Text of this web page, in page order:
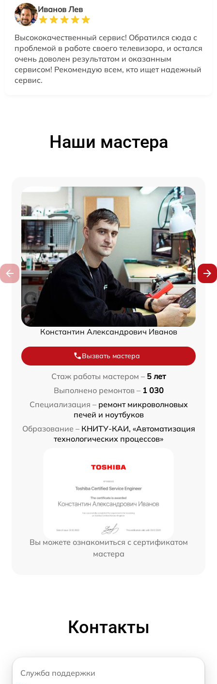
Иванов Лев
Высококачественный сервис! Обратился сюда с
проблемой в работе своего телевизора, и остался
очень доволен результатом и оказанным
сервисом! Рекомендую всем, кто ищет надежный
сервис.
Наши мастера
Константин Александрович Иванов
Вызвать мастера
Стаж работы мастером – 5 лет
Выполнено ремонтов – 1 030
Специализация – ремонт микроволновых
печей и ноутбуков
Образование – КНИТУ-КАИ, «Автоматизация
технологических процессов»
Вы можете ознакомиться с сертификатом
мастера
Контакты
Служба поддержки